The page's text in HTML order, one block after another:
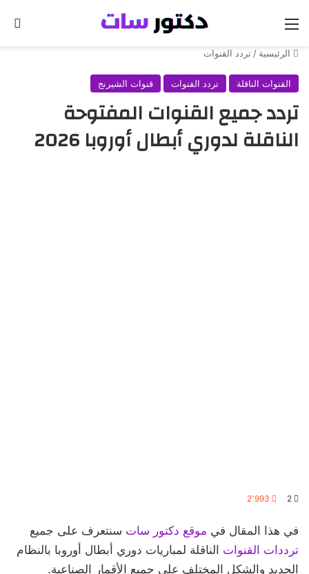
القائمة
الرئيسية / تردد القنوات
القنوات الناقلة تردد القنوات قنوات الشيرنج
تردد جميع القنوات المفتوحة
الناقلة لدوري أبطال أوروبا 2026
2 2٬993
في هذا المقال في موقع دكتور سات سنتعرف على جميع
ترددات القنوات الناقلة لمباريات دوري أبطال أوروبا بالنظام
الجديد والشكل المختلف على جميع الأقمار الصناعية.